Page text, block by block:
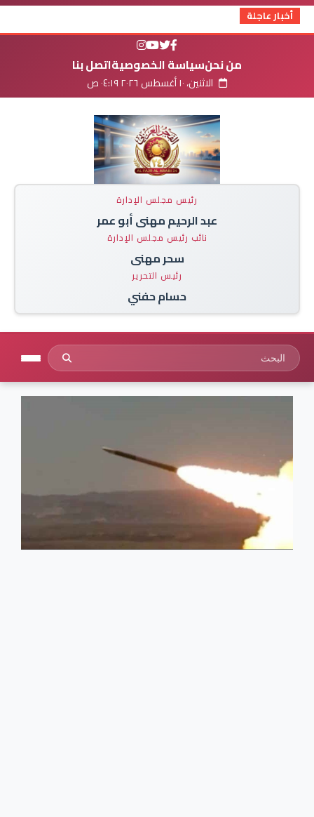
أخبار عاجلة
من نحنسياسة الخصوصيةاتصل بنا
الاثنين، ١٠ أغسطس ٢٠٢٦ ٠٤:١٩ ص
رئيس مجلس الإدارة
عبد الرحيم مهنى أبو عمر
نائب رئيس مجلس الإدارة
سحر مهنى
رئيس التحرير
حسام حفني